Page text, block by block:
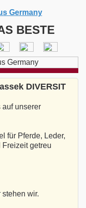
BESTE
DIVERSIT
auf unserer
für Pferde, Leder,
getreu
stehen wir.